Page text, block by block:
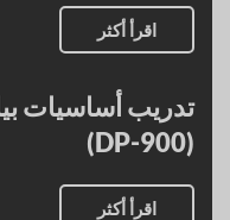
اقرأ أكثر
(DP-900)
اقرأ أكثر